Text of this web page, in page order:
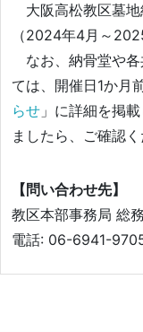
大阪高松教区墓地
（2024年4月～
なお、納骨堂や各
ては、開催日1か月
らせ 」に詳細を掲
ましたら、ご確認く
【問い合わせ先】
教区本部事務局 総
電話: 06-6941-